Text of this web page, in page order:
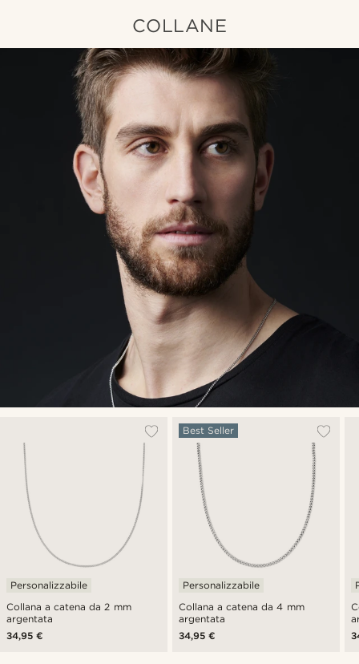
COLLANE
Collana a catena da 2 mm
argentata
Personalizzabile
34,95 €
Collana a catena da 4 mm
argentata
Best Seller
Personalizzabile
34,95 €